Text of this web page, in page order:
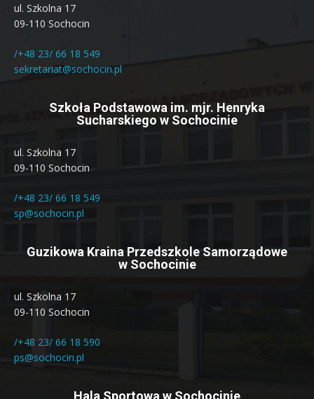
ul. Szkolna 17
09-110 Sochocin
/+48 23/ 66 18 549
sekretariat@sochocin.pl
Szkoła Podstawowa im. mjr. Henryka
Sucharskiego w Sochocinie
ul. Szkolna 17
09-110 Sochocin
/+48 23/ 66 18 549
sp@sochocin.pl
Guzikowa Kraina Przedszkole Samorządowe
w Sochocinie
ul. Szkolna 17
09-110 Sochocin
/+48 23/ 66 18 590
ps@sochocin.pl
Hala Sportowa w Sochocinie